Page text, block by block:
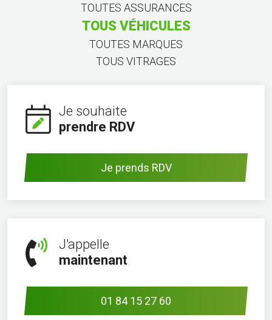
TOUTES ASSURANCES
TOUS VÉHICULES
TOUTES MARQUES
TOUS VITRAGES
Je souhaite
prendre RDV
Je prends RDV
J'appelle
maintenant
01 84 15 27 60